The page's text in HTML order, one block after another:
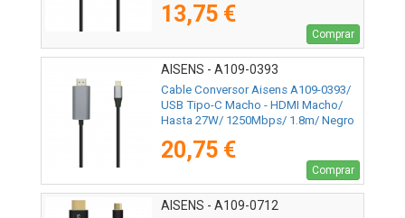
13,75 €
Comprar
AISENS - A109-0393
Cable Conversor Aisens A109-0393/
USB Tipo-C Macho - HDMI Macho/
Hasta 27W/ 1250Mbps/ 1.8m/ Negro
20,75 €
Comprar
AISENS - A109-0712